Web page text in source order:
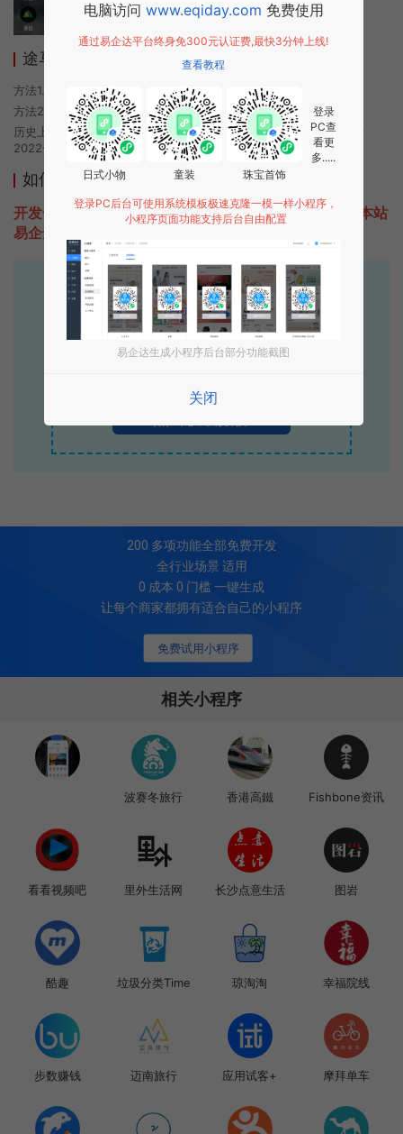
途马全域旅游小程序使用方法
方法1. 使用微信扫描本页面上方二维码进入途马全域旅游的小程序
方法2. 在微信中搜索“途马全域旅游”即可进入小程序
历史上的今时小程序由途马全域旅游团队开发，易企达小程序商店于
2022-07-02 20:53发布
如何开发类似途马全域旅游的小程序
开发一款类似途马全域旅游的小程序不难，只需要咨询本站
易企达客服即可为您定制开发，免费提供报价。
易企达10年行业沉淀！
专业小程序、公众号H5 APP等软件开发
立即拨打电话享优惠
免费试用小程序
200 多项功能全部免费开发
全行业场景 适用
0 成本 0 门槛 一键生成
让每个商家都拥有适合自己的小程序
相关小程序
波赛冬旅行 香港高鐵 Fishbone资讯
看看视频吧 里外生活网 长沙点意生活 图岩
酷趣 垃圾分类Time 琼淘淘 幸福院线
步数赚钱 迈南旅行 应用试客+ 摩拜单车
电脑访问 www.eqiday.com 免费使用
通过易企达平台终身免300元认证费,最快3分钟上线!
查看教程
日式小物 童装 珠宝首饰
登录
PC查
看更
多.....
登录PC后台可使用系统模板极速克隆一模一样小程序，
小程序页面功能支持后台自由配置
易企达生成小程序后台部分功能截图
关闭